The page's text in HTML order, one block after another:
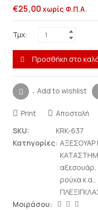
€25,00 χωρίς Φ.Π.Α.
Τμχ:
Προσθήκη στο
Add to wishlist
Print
Αποστολή
SKU:
KRK-637
Κατηγορίες: ΑΞΕΣΟΥΑΡ
αξεσουάρ,
ρούχα κ.α.,
Μοιράσου: